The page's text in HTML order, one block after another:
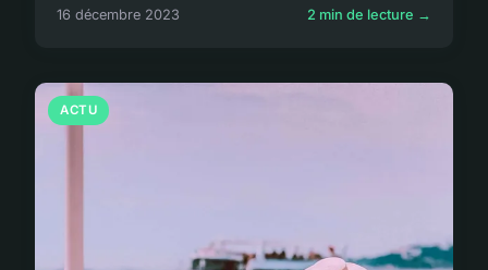
16 décembre 2023 2 min de lecture →
ACTU